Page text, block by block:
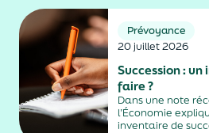
Prévoyance
20 juillet 2026
Succession :
faire ?
Dans une note
l’Économie
inventaire de